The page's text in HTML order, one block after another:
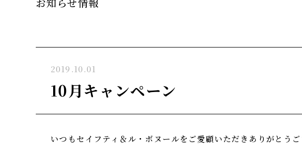
2019.10.01
10月キャンペーン
いつもセイフティ＆ル・ボヌールをご愛顧いただきありがと